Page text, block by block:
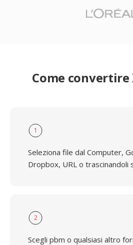
Come convertire
1
Seleziona file dal Computer,
Dropbox, URL o trascinandoli
2
Scegli pbm o qualsiasi altro